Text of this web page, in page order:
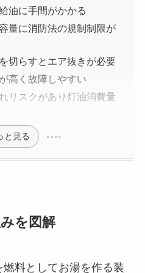
油に手間がかかる
量に消防法の規制制限が
切らすとエア抜きが必要
高く故障しやすい
リスクがあり灯油消費量
と見る
を図解
料としてお湯を作る装